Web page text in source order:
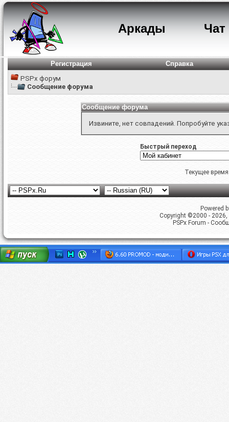
Аркады Чат
Регистрация
Справка
PSPx форум
Сообщение форума
Сообщение форума
Извините, нет совпадений. Попробуйте
Быстрый переход
Текущее
Powered
Copyright ©2000 -
PSPx Forum -